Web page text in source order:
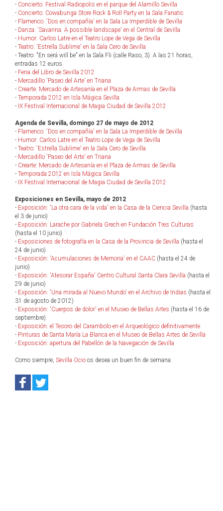
- Concierto: Festival Radiopolis en el parque del Alamillo Sevilla
- Concierto: Cowabunga Store Rock & Roll Party en la Sala Fanatic
- Flamenco: 'Dos en compañía' en la Sala La Imperdible de Sevilla
- Danza: 'Savanna. A possible landscape' en el Central de Sevilla
- Humor: Carlos Latre en el Teatro Lope de Vega de Sevilla
- Teatro: 'Estrella Sublime' en la Sala Cero de Sevilla
- Teatro: "En será will be" en la Sala Fli (calle Raso, 3). A las 21 horas,
entradas 12 euros
- Feria del Libro de Sevilla 2012
- Mercadillo 'Paseo del Arte' en Triana
- Crearte: Mercado de Artesanía en el Plaza de Armas de Sevilla
- Temporada 2012 en Isla Mágica Sevilla
- IX Festival Internacional de Magia Ciudad de Sevilla 2012
Agenda de Sevilla, domingo 27 de mayo de 2012
- Flamenco: 'Dos en compañía' en la Sala La Imperdible de Sevilla
- Humor: Carlos Latre en el Teatro Lope de Vega de Sevilla
- Teatro: 'Estrella Sublime' en la Sala Cero de Sevilla
- Mercadillo 'Paseo del Arte' en Triana
- Crearte: Mercado de Artesanía en el Plaza de Armas de Sevilla
- Temporada 2012 en Isla Mágica Sevilla
- IX Festival Internacional de Magia Ciudad de Sevilla 2012
Exposiciones en Sevilla, mayo de 2012
- Exposición: 'La otra cara de la vida' en la Casa de la Ciencia Sevilla (hasta
el 3 de junio)
- Exposición: Larache por Gabriela Grech en Fundación Tres Culturas
(hasta el 10 junio)
- Exposiciones de fotografía en la Casa de la Provincia de Sevilla (hasta el
24 de junio)
- Exposición: 'Acumulaciones de Memoria' en el CAAC (hasta el 24 de
junio)
- Exposición: 'Atesorar España' Centro Cultural Santa Clara Sevilla (hasta el
29 de junio)
- Exposición: 'Una mirada al Nuevo Mundo' en el Archivo de Indias (hasta el
31 de agosto de 2012)
- Exposición: 'Cuerpos de dolor' en el Museo de Bellas Artes (hasta el 16 de
septiembre)
- Exposición: el Tesoro del Carambolo en el Arqueológico definitivamente
- Pinturas de Santa María La Blanca en el Museo de Bellas Artes de Sevilla
- Exposición: apertura del Pabellón de la Navegación de Sevilla
Como siempre, Sevilla Ocio os desea un buen fin de semana.